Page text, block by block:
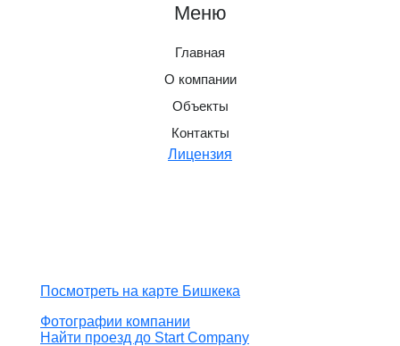
Меню
Главная
О компании
Объекты
Контакты
Лицензия
Посмотреть на карте Бишкека
Фотографии компании
Найти проезд до Start Company